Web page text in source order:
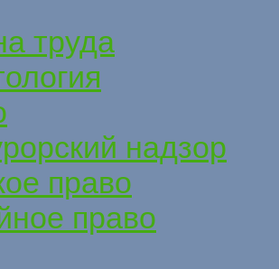
труда
надзор
право
право